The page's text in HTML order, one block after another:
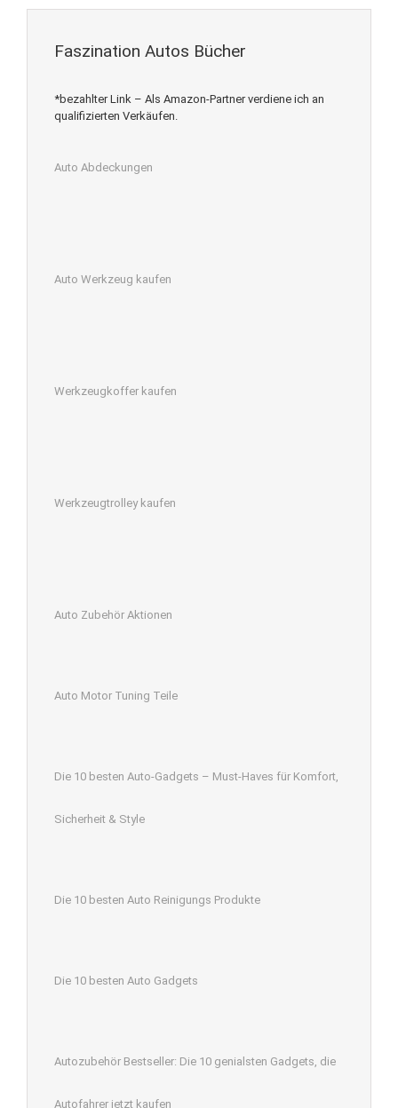
Faszination Autos Bücher
*bezahlter Link – Als Amazon-Partner verdiene ich an
qualifizierten Verkäufen.
Auto Abdeckungen
Auto Werkzeug kaufen
Werkzeugkoffer kaufen
Werkzeugtrolley kaufen
Auto Zubehör Aktionen
Auto Motor Tuning Teile
Die 10 besten Auto-Gadgets – Must-Haves für Komfort,
Sicherheit & Style
Die 10 besten Auto Reinigungs Produkte
Die 10 besten Auto Gadgets
Autozubehör Bestseller: Die 10 genialsten Gadgets, die
Autofahrer jetzt kaufen